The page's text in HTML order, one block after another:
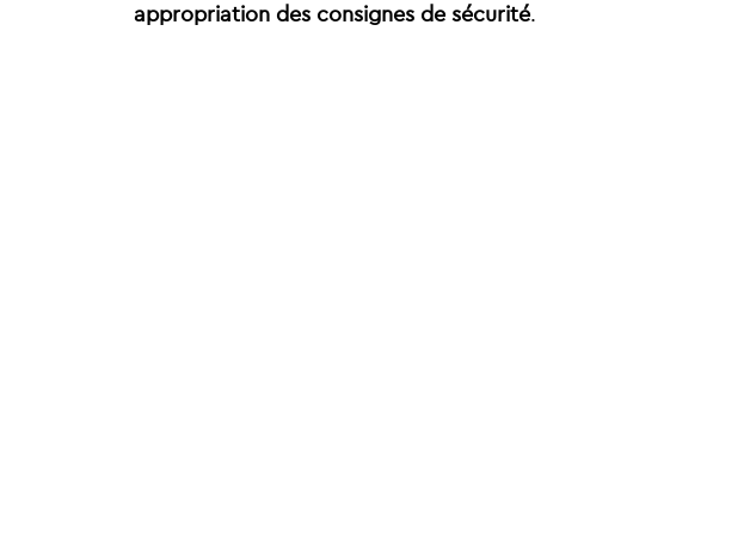
appropriation des consignes de sécurité.